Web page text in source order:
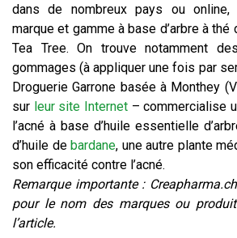
dans de nombreux pays ou online,
marque et gamme à base d’arbre à thé
Tea Tree. On trouve notamment
gommages (à appliquer une fois par
Droguerie Garrone basée à Monthey
sur leur site Internet– commercialise
l’acné à base d’huile essentielle
d’huile de bardane, une autre plante
son efficacité contre l’acné.
Remarque importante :
pour le nom des marques ou
l’article.